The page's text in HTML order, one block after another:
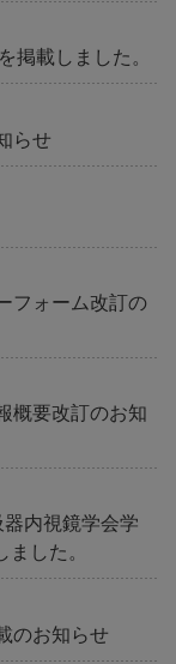
掲載しました。
らせ
フォーム改訂の
概要改訂のお知
内視鏡学会学
した。
のお知らせ